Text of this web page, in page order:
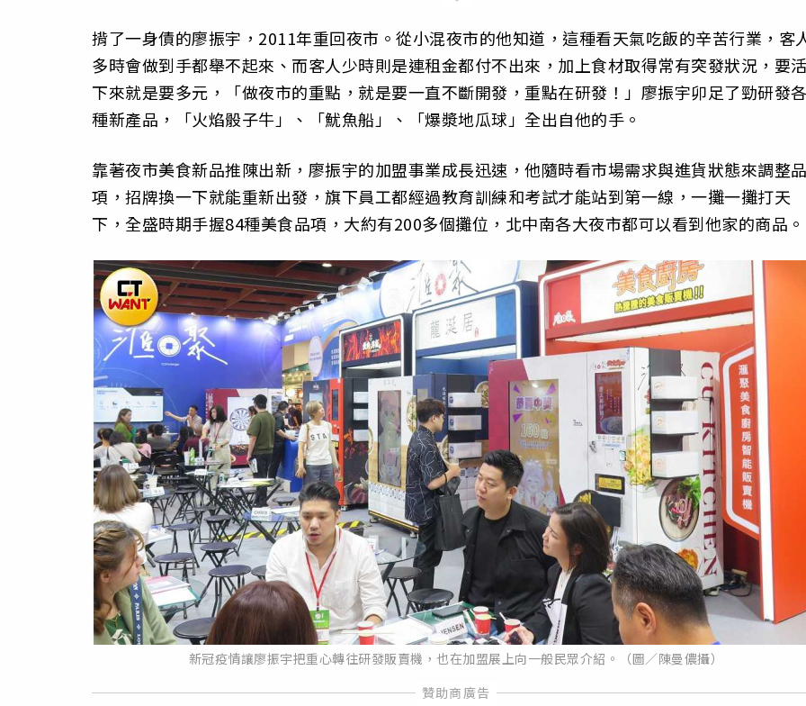
揹了一身債的廖振宇，2011年重回夜市。從小混夜市的他知道，這種看天氣吃飯的辛苦行業，客
多時會做到手都舉不起來、而客人少時則是連租金都付不出來，加上食材取得常有突發狀況，要活
下來就是要多元，「做夜市的重點，就是要一直不斷開發，重點在研發！」廖振宇卯足了勁研發各
種新產品，「火焰骰子牛」、「魷魚船」、「爆漿地瓜球」全出自他的手。
靠著夜市美食新品推陳出新，廖振宇的加盟事業成長迅速，他隨時看市場需求與進貨狀態來調整品
項，招牌換一下就能重新出發，旗下員工都經過教育訓練和考試才能站到第一線，一攤一攤打天
下，全盛時期手握84種美食品項，大約有200多個攤位，北中南各大夜市都可以看到他家的商品。
新冠疫情讓廖振宇把重心轉往研發販賣機，也在加盟展上向一般民眾介紹。（圖／陳曼儂攝）